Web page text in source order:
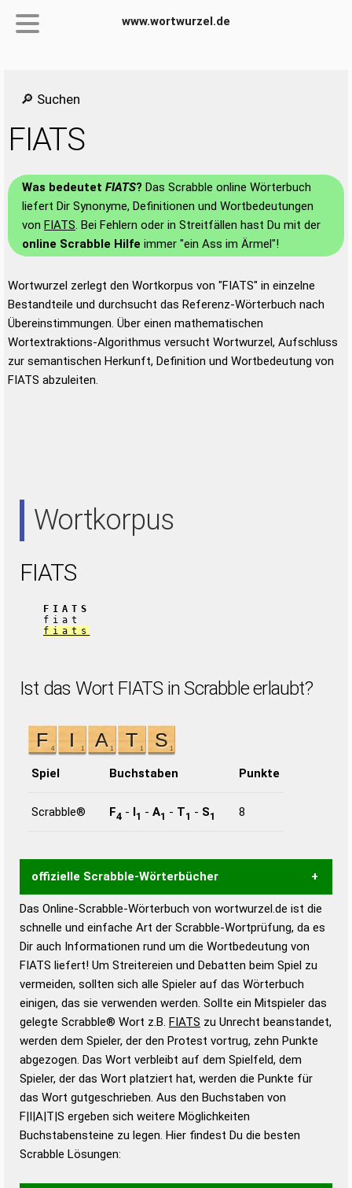
www.wortwurzel.de
🔎 Suchen
FIATS
Was bedeutet FIATS? Das Scrabble online Wörterbuch
liefert Dir Synonyme, Definitionen und Wortbedeutungen
von FIATS. Bei Fehlern oder in Streitfällen hast Du mit der
online Scrabble Hilfe immer "ein Ass im Ärmel"!
Wortwurzel zerlegt den Wortkorpus von "FIATS" in einzelne
Bestandteile und durchsucht das Referenz-Wörterbuch nach
Übereinstimmungen. Über einen mathematischen
Wortextraktions-Algorithmus versucht Wortwurzel, Aufschluss
zur semantischen Herkunft, Definition und Wortbedeutung von
FIATS abzuleiten.
Wortkorpus
FIATS
FIATS
fiat
fiats
Ist das Wort FIATS in Scrabble erlaubt?
Spiel Buchstaben Punkte
Scrabble® F4 - I1 - A1 - T1 - S1 8
offizielle Scrabble-Wörterbücher
Wortwurzel liefert mit Hilfe eines semantischen
Wortanalyse-Algorithmus gute Anhaltspunkte zu
Wortbedeutung, Worttrennung und Wortform, um die
Gültigkeit eines Wortes für das Scrabble-Spiel zu
bestimmen!
zugelassene Turnier Scrabble-
Wörterbücher sind:
Duden – Standardwerk in 12 Bänden
Duden – Richtiges und gutes
Deutsch
Duden – Die deutsche Grammatik
Duden – Deutsches
Das Online-Scrabble-Wörterbuch von wortwurzel.de ist die
schnelle und einfache Art der Scrabble-Wortprüfung, da es
Dir auch Informationen rund um die Wortbedeutung von
FIATS liefert! Um Streitereien und Debatten beim Spiel zu
vermeiden, sollten sich alle Spieler auf das Wörterbuch
einigen, das sie verwenden werden. Sollte ein Mitspieler das
gelegte Scrabble® Wort z.B. FIATS zu Unrecht beanstandet,
werden dem Spieler, der den Protest vortrug, zehn Punkte
abgezogen. Das Wort verbleibt auf dem Spielfeld, dem
Spieler, der das Wort platziert hat, werden die Punkte für
das Wort gutgeschrieben. Aus den Buchstaben von
F|I|A|T|S ergeben sich weitere Möglichkeiten
Buchstabensteine zu legen. Hier findest Du die besten
Scrabble Lösungen: